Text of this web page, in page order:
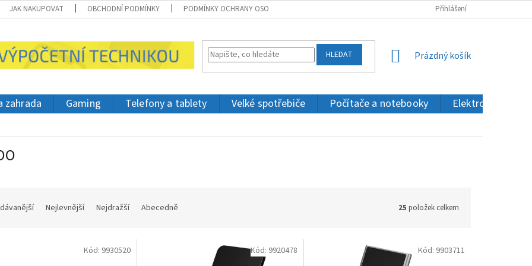
JAK NAKUPOVAT OBCHODNÍ PODMÍNKY PODMÍNKY OCHRANY OSOBNÍCH ÚDAJŮ Přihlášení
HLEDAT
NÁKUPNÍ
Prázdný košík
zahrada Gaming Telefony a tablety Velké spotřebiče Počítače a notebooky Elektronika a IT
Nejlevnější Nejdražší Abecedně 25 položek celkem
Kód: 9930520 Kód: 9920478 Kód: 9903711